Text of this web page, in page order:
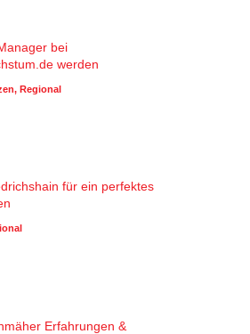
bei
werden
, Regional
für ein perfektes
Erfahrungen &